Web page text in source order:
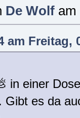
De Wolf am
Freitag,
in einer
Gibt es da